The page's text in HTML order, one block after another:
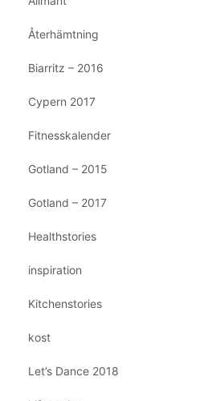
Återhämtning
Biarritz – 2016
Cypern 2017
Fitnesskalender
Gotland – 2015
Gotland – 2017
Healthstories
inspiration
Kitchenstories
kost
Let’s Dance 2018